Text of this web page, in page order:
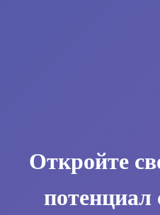
Откройте